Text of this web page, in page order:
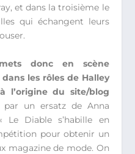
et dans la troisième le
qui échangent leurs
donc en scène
les rôles de Halley
l’origine du site/blog
par un ersatz de Anna
Diable s’habille en
pour obtenir un
magazine de mode. On